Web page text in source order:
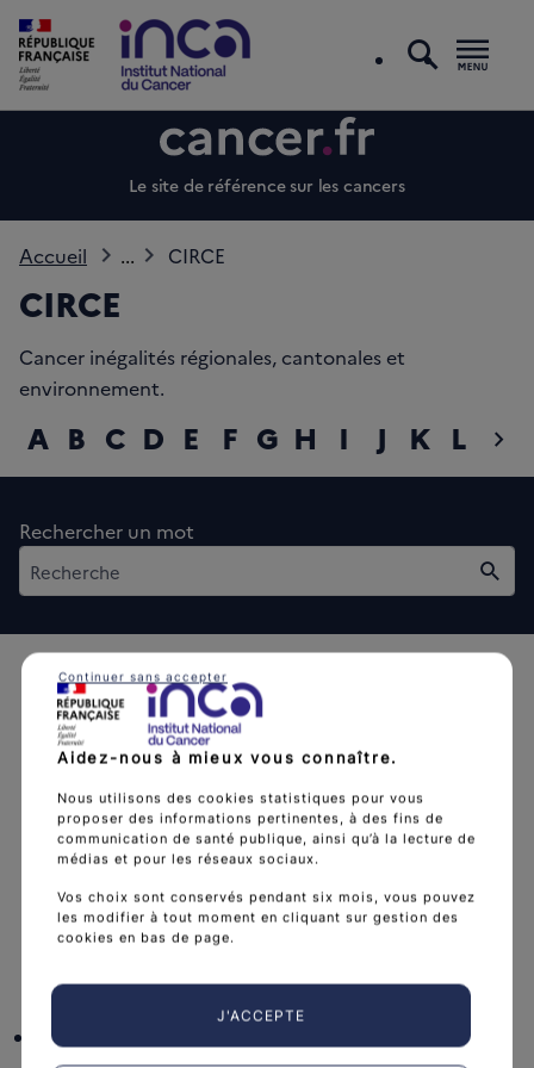
Le site de référence sur les cancers
Accueil ... CIRCE
CIRCE
Cancer inégalités régionales, cantonales et
environnement.
chevron_right
A B C D E F G H I J K L M
Rechercher un mot
L'Institut national du cancer est l’agence d'expertise
sanitaire et scientifique en cancérologie de l’État.
Découvrir l’Institut
arrow_forward
Nous suivre
Aidez-nous à mieux vous connaître.
Nous utilisons des cookies statistiques pour vous
proposer des informations pertinentes, à des fins de
communication de santé publique, ainsi qu’à la lecture de
médias et pour les réseaux sociaux.
Vos choix sont conservés pendant six mois, vous pouvez
les modifier à tout moment en cliquant sur gestion des
cookies en bas de page.
J'ACCEPTE
Continuer sans accepter